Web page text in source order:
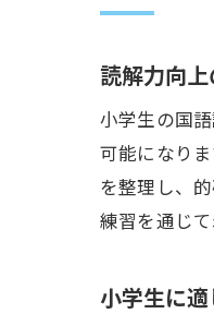
読解力向
小学生の国
可能になり
を整理し、
練習を通じ
小学生に